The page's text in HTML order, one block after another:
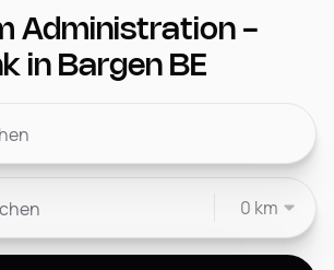
CH
Administration -
in Bargen BE
0 km